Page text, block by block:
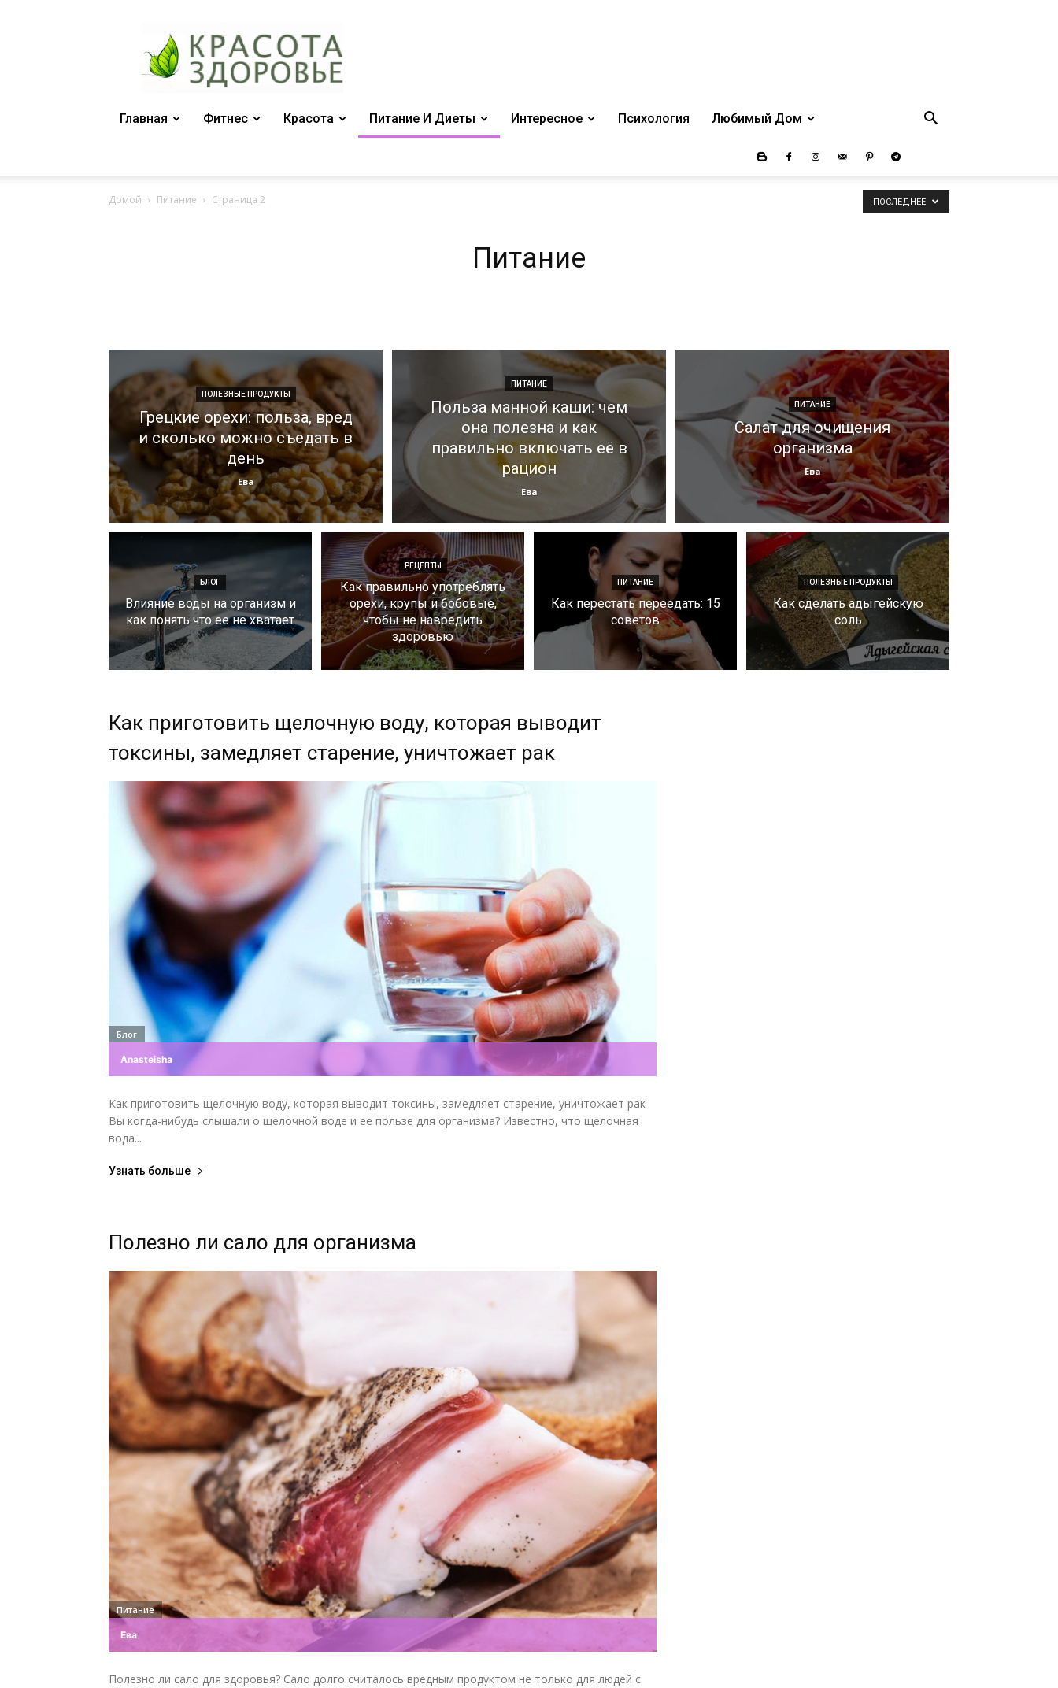
журнал
"Красота
и
Главная
Фитнес Красота Питание И Диеты Интересное Психология Любимый Дом
Домой Питание Страница 2
Питание
ПОСЛЕДНЕЕ
ПОЛЕЗНЫЕ ПРОДУКТЫ
Грецкие орехи: польза, вред
и сколько можно съедать в
день
Ева
ПИТАНИЕ
Польза манной каши: чем
она полезна и как
правильно включать её в
рацион
Ева
ПИТАНИЕ
Салат для очищения
организма
Ева
БЛОГ
Влияние воды на организм и
как понять что ее не хватает
РЕЦЕПТЫ
Как правильно употреблять
орехи, крупы и бобовые,
чтобы не навредить
здоровью
ПИТАНИЕ
Как перестать переедать: 15
советов
ПОЛЕЗНЫЕ ПРОДУКТЫ
Как сделать адыгейскую
соль
Как приготовить щелочную воду, которая выводит
токсины, замедляет старение, уничтожает рак
Anasteisha
Блог
Как приготовить щелочную воду, которая выводит токсины, замедляет старение, уничтожает рак
Вы когда-нибудь слышали о щелочной воде и ее пользе для организма? Известно, что щелочная
вода...
Узнать больше
Полезно ли сало для организма
Ева
Питание
Полезно ли сало для здоровья? Сало долго считалось вредным продуктом не только для людей с